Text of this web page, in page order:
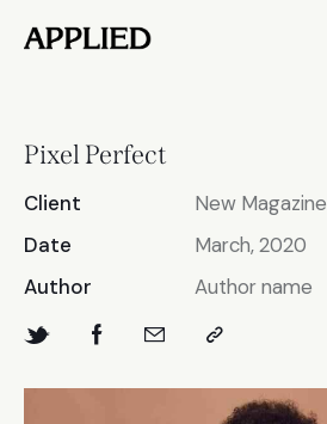
Pixel Perfect
Client
New Magazine
Date
March, 2020
Author
Author name